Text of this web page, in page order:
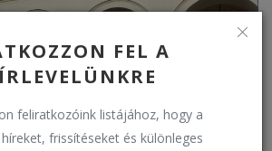
FEL A
feliratkozóink listájához, hogy a
frissítéseket és különleges